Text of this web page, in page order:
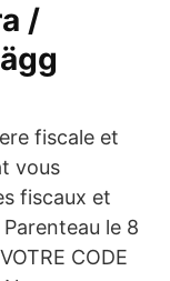
/
fiscale et
vous
fiscaux et
le 8
CODE